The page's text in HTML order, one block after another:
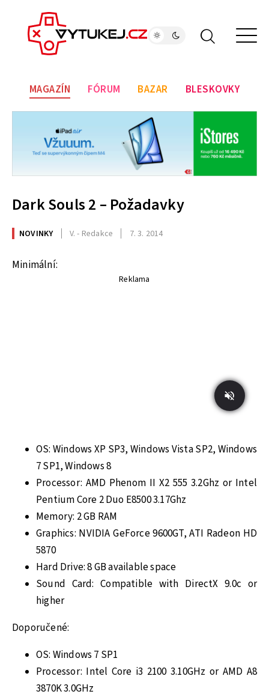
MAGAZÍN FÓRUM BAZAR BLESKOVKY
Dark Souls 2 – Požadavky
NOVINKY V. - Redakce 7. 3. 2014
Minimální:
Reklama
OS: Windows XP SP3, Windows Vista SP2, Windows
7 SP1, Windows 8
Processor: AMD Phenom II X2 555 3.2Ghz or Intel
Pentium Core 2 Duo E8500 3.17Ghz
Memory: 2 GB RAM
Graphics: NVIDIA GeForce 9600GT, ATI Radeon HD
5870
Hard Drive: 8 GB available space
Sound Card: Compatible with DirectX 9.0c or
higher
Doporučené:
OS: Windows 7 SP1
Processor: Intel Core i3 2100 3.10GHz or AMD A8
3870K 3.0GHz